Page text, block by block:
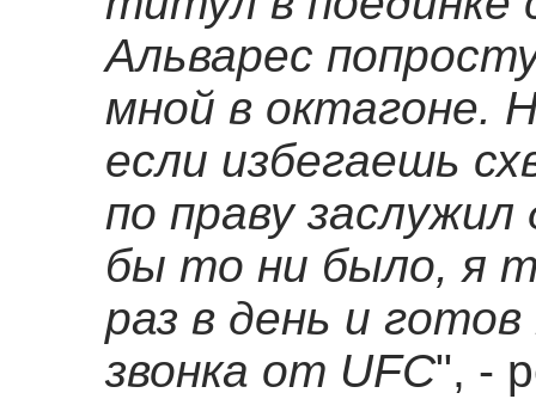
Альварес
мной в октагоне.
если избегаешь
по праву
бы то ни было, я
раз в день и
звонка от UFC", -